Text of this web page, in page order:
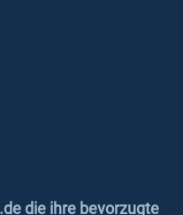
die ihre bevorzugte